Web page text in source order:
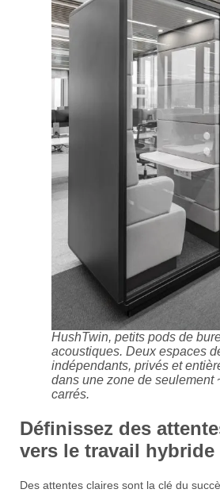
HushTwin, petits pods de
acoustiques. Deux espaces
indépendants, privés et
dans une zone de seulement
carrés.
Définissez des
vers le travail hybride
Des attentes claires sont la clé du